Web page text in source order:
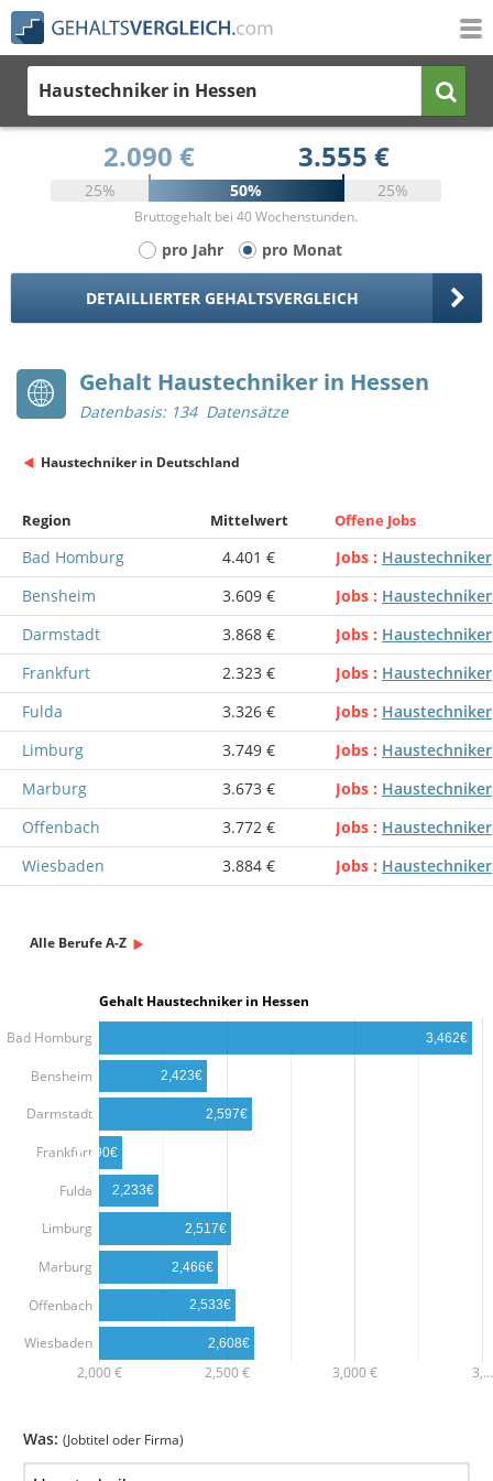
Haustechniker in Hessen
2.090 € 3.555 €
25% 50% 25%
Bruttogehalt bei 40 Wochenstunden.
pro Jahr pro Monat
DETAILLIERTER GEHALTSVERGLEICH
Gehalt Haustechniker in Hessen
Datenbasis: 134 Datensätze
Haustechniker in Deutschland
Region Mittelwert Offene Jobs
Bad Homburg 4.401 € Jobs
Haustechniker
Bensheim
3.609 € Jobs
Haustechniker
Darmstadt
3.868 € Jobs
Haustechniker
Frankfurt
2.323 € Jobs
Haustechniker
Fulda
3.326 € Jobs
Haustechniker
Limburg
3.749 € Jobs
Haustechniker
Marburg
3.673 € Jobs
Haustechniker
Offenbach
3.772 € Jobs
Haustechniker
Wiesbaden
3.884 € Jobs Haustechniker
Alle Berufe A-Z
Gehalt Haustechniker in Hessen
2,000 € 2,500 € 3,000 € 3,…
Bad Homburg
Bensheim
Darmstadt
Frankfurt
Fulda
Limburg
Marburg
Offenbach
Wiesbaden
3,462€
2,423€
2,597€
2,090€
2,233€
2,517€
2,466€
2,533€
2,608€
Was: (Jobtitel oder Firma)